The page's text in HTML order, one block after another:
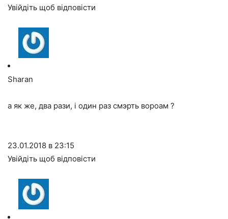
Увійдіть щоб відповісти
Sharan
а як же, два рази, і один раз смэрть вороам ?
23.01.2018 в 23:15
Увійдіть щоб відповісти